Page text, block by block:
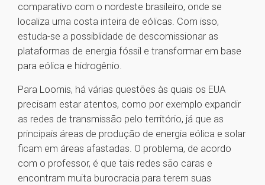
comparativo com o nordeste brasileiro, onde se
localiza uma costa inteira de eólicas. Com isso,
estuda-se a possiblidade de descomissionar as
plataformas de energia fóssil e transformar em base
para eólica e hidrogênio.
Para Loomis, há várias questões às quais os EUA
precisam estar atentos, como por exemplo expandir
as redes de transmissão pelo território, já que as
principais áreas de produção de energia eólica e solar
ficam em áreas afastadas. O problema, de acordo
com o professor, é que tais redes são caras e
encontram muita burocracia para terem suas